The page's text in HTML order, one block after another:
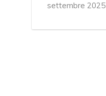
settembre 2025